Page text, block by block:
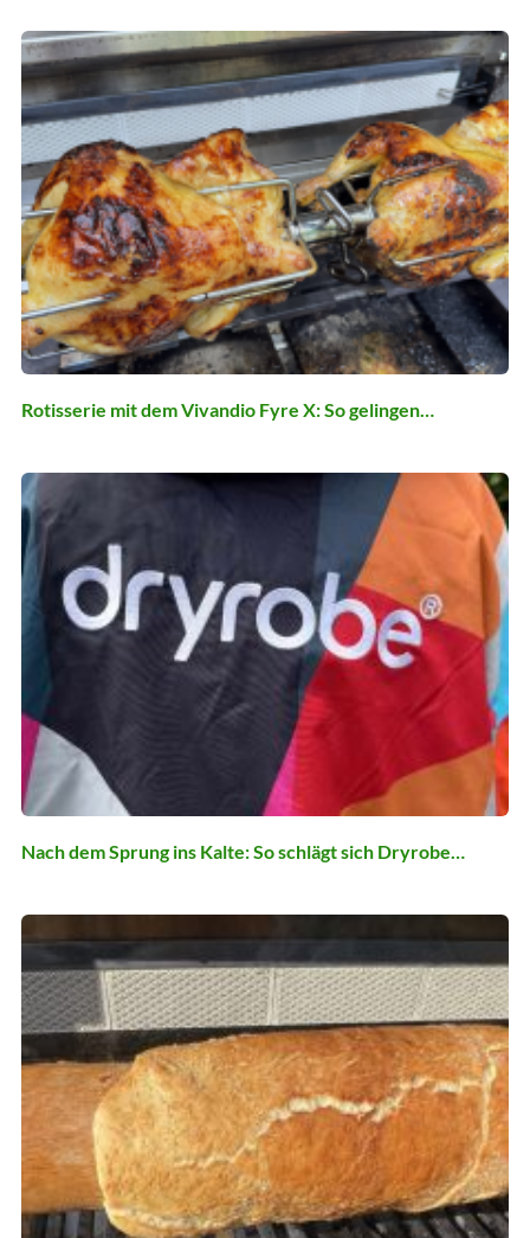
Rotisserie mit dem Vivandio Fyre X: So gelingen…
Nach dem Sprung ins Kalte: So schlägt sich Dryrobe…